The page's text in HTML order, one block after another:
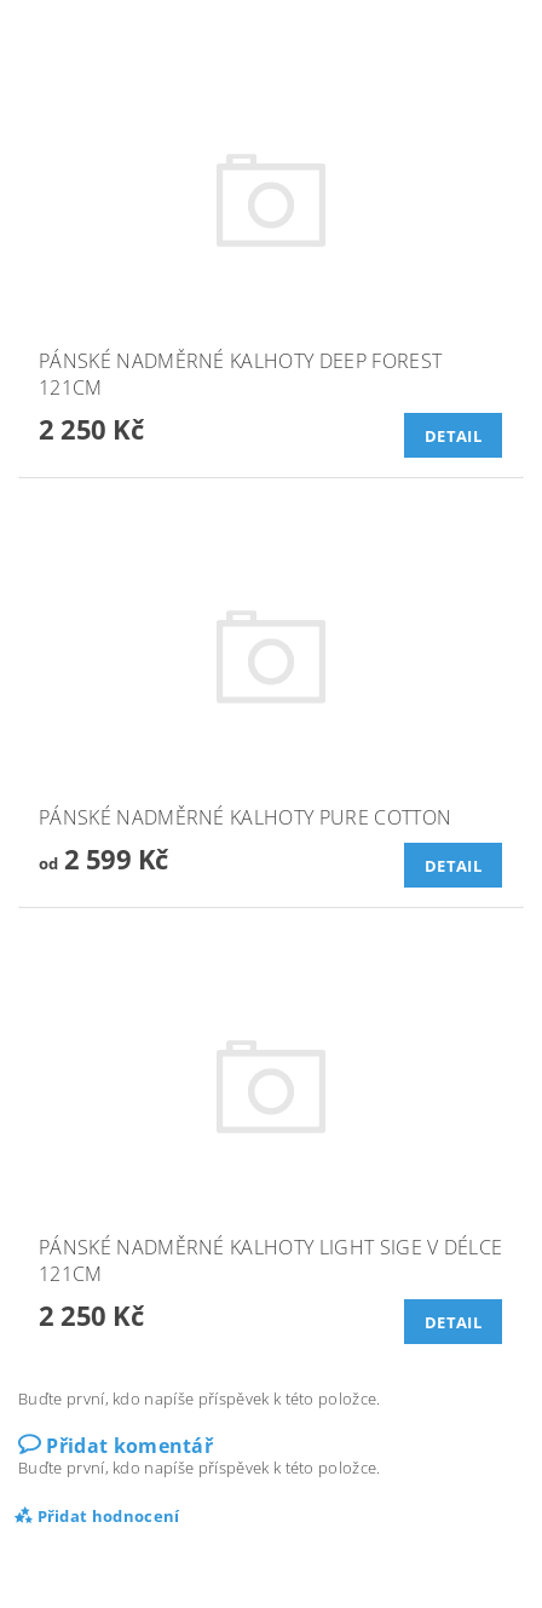
PÁNSKÉ NADMĚRNÉ KALHOTY DEEP FOREST
121CM
2 250 Kč DETAIL
PÁNSKÉ NADMĚRNÉ KALHOTY PURE COTTON
od2 599 Kč DETAIL
PÁNSKÉ NADMĚRNÉ KALHOTY LIGHT SIGE V DÉLCE
121CM
2 250 Kč DETAIL
Buďte první, kdo napíše příspěvek k této položce.
Přidat komentář
Buďte první, kdo napíše příspěvek k této položce.
Přidat hodnocení